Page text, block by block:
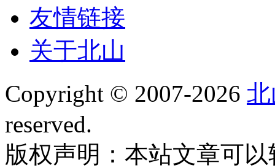
友情链接
关于北山
Copyright © 2007-2026
reserved.
版权声明：本站文章可